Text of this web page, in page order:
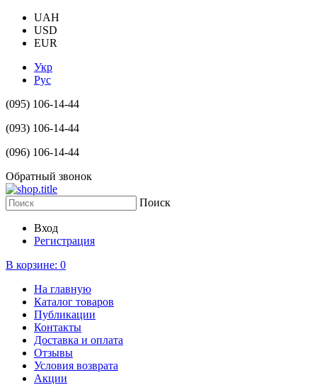
UAH
USD
EUR
Укр
Рус
(095) 106-14-44
(093) 106-14-44
(096) 106-14-44
Обратный звонок
Поиск
Вход
Регистрация
В корзине: 0
На главную
Каталог товаров
Публикации
Контакты
Доставка и оплата
Отзывы
Условия возврата
Акции